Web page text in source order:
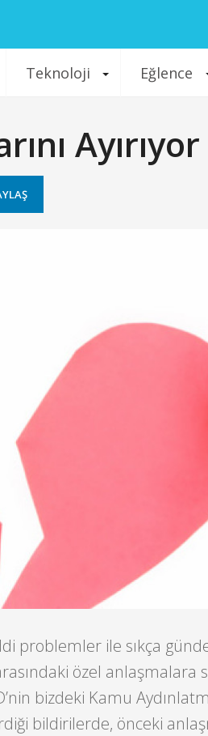
Teknoloji Eğlence
Ayırıyor
problemler ile sıkça
özel anlaşmalara
bizdeki Kamu
bildirilerde, önceki